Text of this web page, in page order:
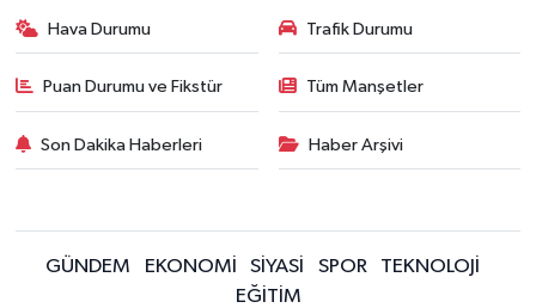
Hava Durumu Trafik Durumu
Puan Durumu ve Fikstür Tüm Manşetler
Son Dakika Haberleri Haber Arşivi
GÜNDEM EKONOMİ SİYASİ SPOR
TEKNOLOJİ
EĞİTİM